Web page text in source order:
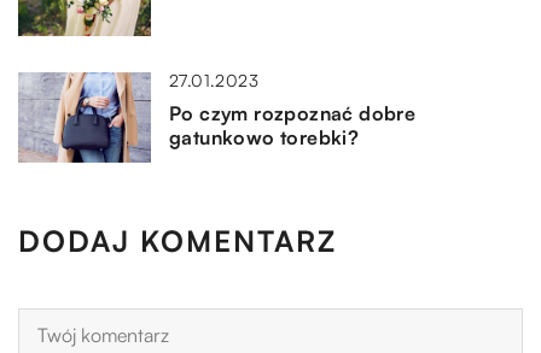
27.01.2023
Po czym rozpoznać dobre
gatunkowo torebki?
DODAJ KOMENTARZ